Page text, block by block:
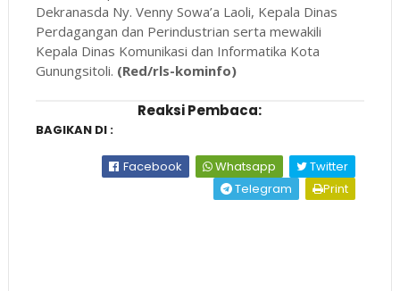
Dekranasda Ny. Venny Sowa’a Laoli, Kepala Dinas
Perdagangan dan Perindustrian serta mewakili
Kepala Dinas Komunikasi dan Informatika Kota
Gunungsitoli. (Red/rls-kominfo)
Reaksi Pembaca:
BAGIKAN DI :
Facebook Whatsapp
Twitter
Telegram
Print